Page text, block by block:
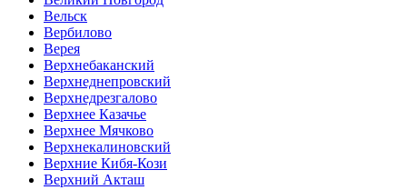
Вельск
Вербилово
Верея
Верхнебаканский
Верхнеднепровский
Верхнедрезгалово
Верхнее Казачье
Верхнее Мячково
Верхнекалиновский
Верхние Кибя-Кози
Верхний Акташ